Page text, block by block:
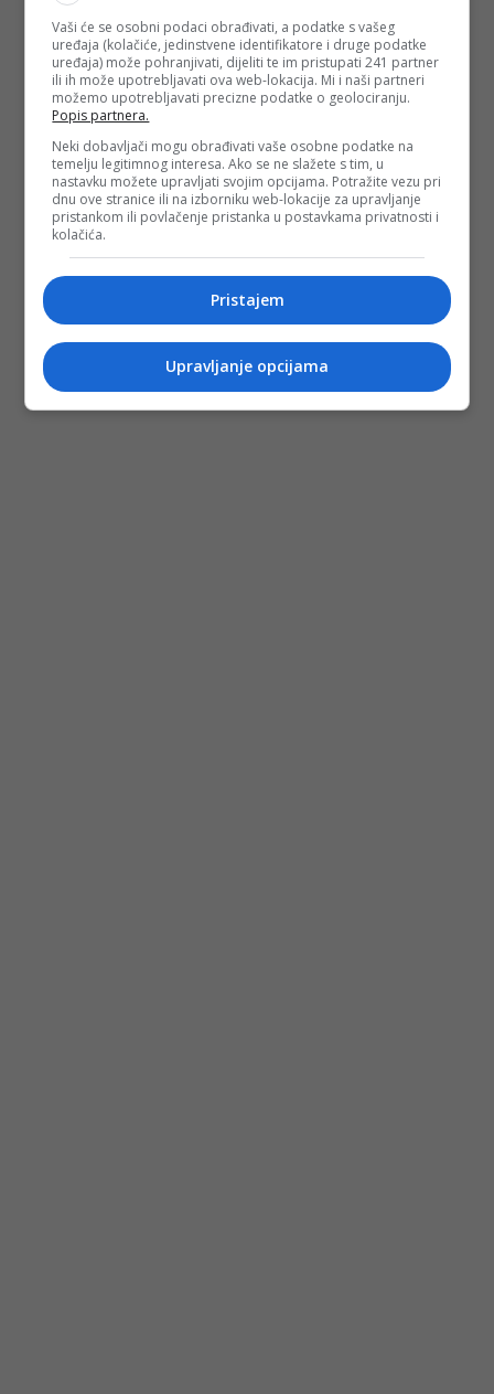
(DEPO PORTAL/FENA/ad)
PODIJELI NA
Depo.bapratite putem društvenih mrežaTwitteriFacebook
Vaši će se osobni podaci obrađivati, a podatke s vašeg
uređaja (kolačiće, jedinstvene identifikatore i druge podatke
uređaja) može pohranjivati, dijeliti te im pristupati 241 partner
ili ih može upotrebljavati ova web-lokacija. Mi i naši partneri
možemo upotrebljavati precizne podatke o geolociranju.
Popis partnera.
Neki dobavljači mogu obrađivati vaše osobne podatke na
temelju legitimnog interesa. Ako se ne slažete s tim, u
nastavku možete upravljati svojim opcijama. Potražite vezu pri
dnu ove stranice ili na izborniku web-lokacije za upravljanje
pristankom ili povlačenje pristanka u postavkama privatnosti i
kolačića.
Pristajem
Upravljanje opcijama